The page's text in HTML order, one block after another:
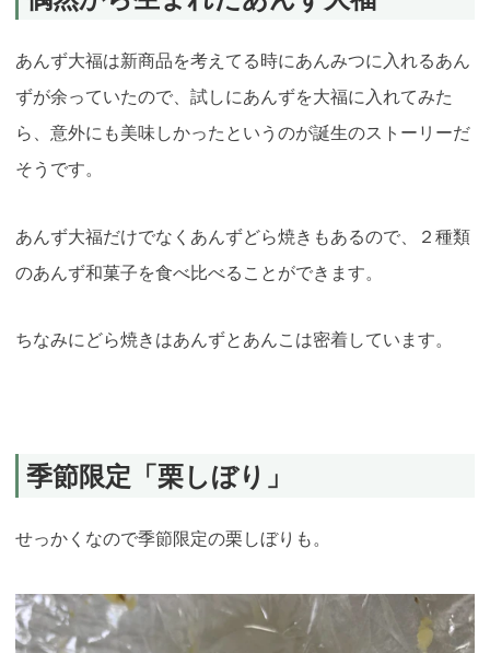
あんず大福は新商品を考えてる時にあんみつに入れるあん
ずが余っていたので、試しにあんずを大福に入れてみた
ら、意外にも美味しかったというのが誕生のストーリーだ
そうです。
あんず大福だけでなくあんずどら焼きもあるので、２種類
のあんず和菓子を食べ比べることができます。
ちなみにどら焼きはあんずとあんこは密着しています。
季節限定「栗しぼり」
せっかくなので季節限定の栗しぼりも。